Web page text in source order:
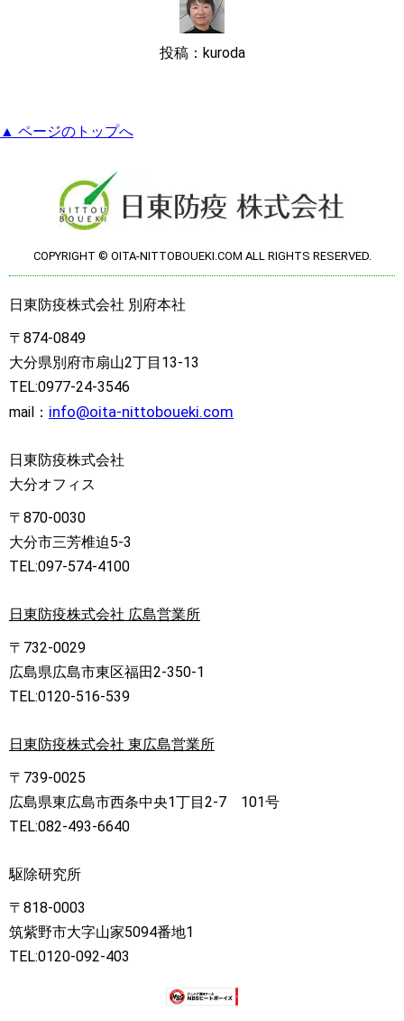
投稿：kuroda
▲ ページのトップへ
COPYRIGHT © OITA-NITTOBOUEKI.COM ALL RIGHTS RESERVED.
日東防疫株式会社 別府本社
〒874-0849
大分県別府市扇山2丁目13-13
TEL:0977-24-3546
mail： info@oita-nittoboueki.com
日東防疫株式会社
大分オフィス
〒870-0030
大分市三芳椎迫5-3
TEL:097-574-4100
日東防疫株式会社 広島営業所
〒732-0029
広島県広島市東区福田2-350-1
TEL:0120-516-539
日東防疫株式会社 東広島営業所
〒739-0025
広島県東広島市西条中央1丁目2-7 101号
TEL:082-493-6640
駆除研究所
〒818-0003
筑紫野市大字山家5094番地1
TEL:0120-092-403